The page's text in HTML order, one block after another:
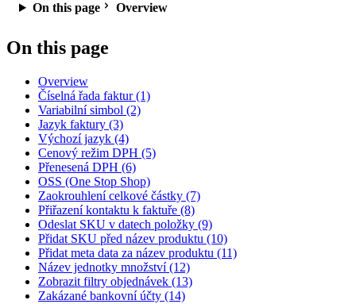
On this page
Overview
On this page
Overview
Číselná řada faktur (1)
Variabilní simbol (2)
Jazyk faktury (3)
Výchozí jazyk (4)
Cenový režim DPH (5)
Přenesená DPH (6)
OSS (One Stop Shop)
Zaokrouhlení celkové částky (7)
Přiřazení kontaktu k faktuře (8)
Odeslat SKU v datech položky (9)
Přidat SKU před název produktu (10)
Přidat meta data za název produktu (11)
Název jednotky množství (12)
Zobrazit filtry objednávek (13)
Zakázané bankovní účty (14)